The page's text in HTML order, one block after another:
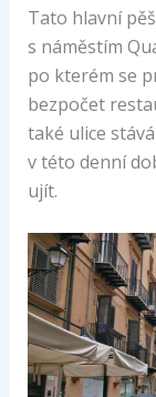
Tato hlavní
s náměstím
po kterém se
bezpočet
také ulice stává
v této denní
ujít.